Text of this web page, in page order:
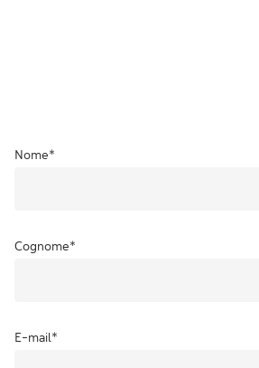
Nome*
Cognome*
E-mail*